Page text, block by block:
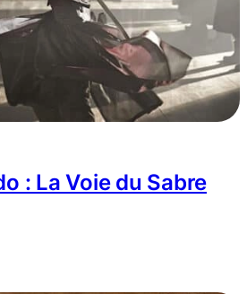
: La Voie du Sabre